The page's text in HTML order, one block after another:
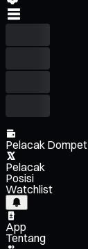
Pelacak Dompet
Pelacak
Posisi
Watchlist
App
Tentang